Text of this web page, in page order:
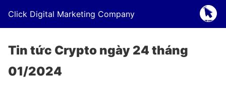
Click Digital Marketing Company
Tin tức Crypto ngày 24 tháng
01/2024